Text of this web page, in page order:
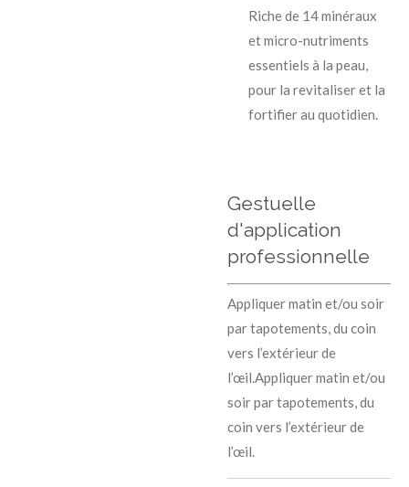
Riche de 14 minéraux
et micro-nutriments
essentiels à la peau,
pour la revitaliser et la
fortifier au quotidien.
Gestuelle
d'application
professionnelle
Appliquer matin et/ou soir
par tapotements, du coin
vers l’extérieur de
l’œil.Appliquer matin et/ou
soir par tapotements, du
coin vers l’extérieur de
l’œil.